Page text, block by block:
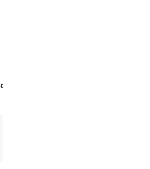
개인정보보호법에 관한 법률을 준수하고